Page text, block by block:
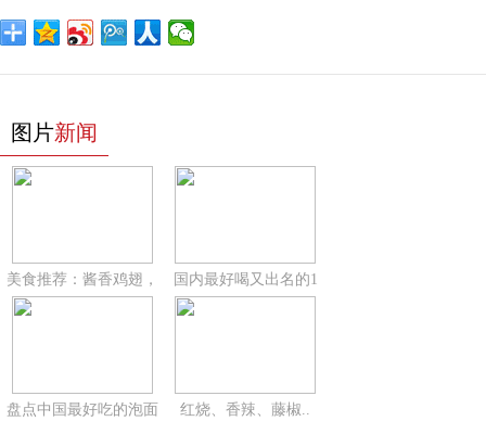
图片新闻
美食推荐：酱香鸡翅， 国内最好喝又出名的1
盘点中国最好吃的泡面 红烧、香辣、藤椒..